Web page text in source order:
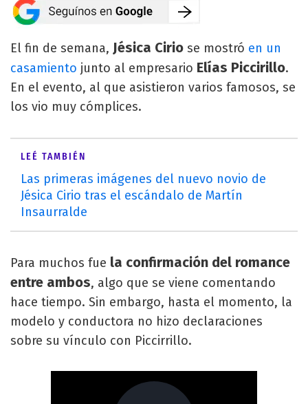
El fin de semana, Jésica Cirio se mostró en un
casamiento junto al empresario Elías Piccirillo.
En el evento, al que asistieron varios famosos, se
los vio muy cómplices.
LEÉ TAMBIÉN
Las primeras imágenes del nuevo novio de
Jésica Cirio tras el escándalo de Martín
Insaurralde
Para muchos fue la confirmación del romance
entre ambos, algo que se viene comentando
hace tiempo. Sin embargo, hasta el momento, la
modelo y conductora no hizo declaraciones
sobre su vínculo con Piccirrillo.